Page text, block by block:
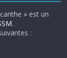
» est un
.
: